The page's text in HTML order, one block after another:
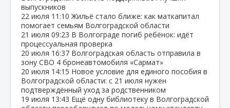
выпускников
22 июля 11:10 Жильё стало ближе: как маткапитал
помогает семьям Волгоградской области
21 июля 09:23 В Волгограде погиб ребёнок: идёт
процессуальная проверка
20 июля 16:37 Волгоградская область отправила в
зону СВО 4 бронеавтомобиля «Сармат»
20 июля 14:15 Новое условие для единого пособия в
Волгоградской области: с 21 июля нужен
подтверждённый уход за родственником
19 июля 13:43 Ещё одну библиотеку в Волгоградской